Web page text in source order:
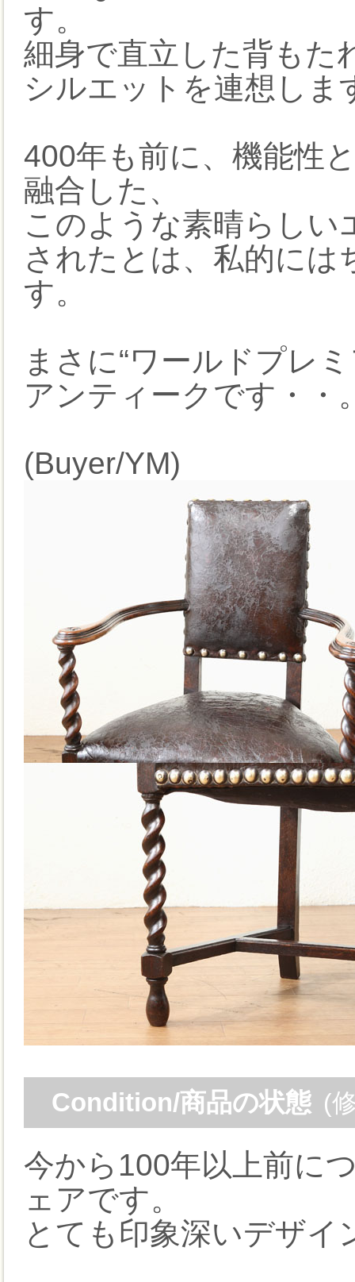
す。
細身で直立した背もた
シルエットを連想しま
400年も前に、機能性
融合した、
このような素晴らし
されたとは、私的には
す。
まさに“ワールドプレ
アンティークです・・
(Buyer/YM)
Condition/商品の状態 (
今から100年以上前に
ェアです。
とても印象深いデザイ